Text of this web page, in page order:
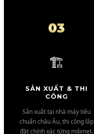
03
🏗️
SẢN XUẤT & THI
CÔNG
Sản xuất tại nhà máy tiêu
chuẩn châu Âu, thi công lắp
đặt chính xác từng milimet.